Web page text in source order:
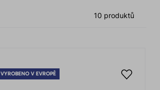
10 produktů
VYROBENO V EVROPĚ